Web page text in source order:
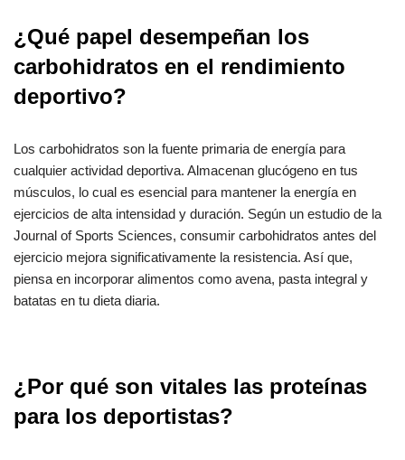
¿Qué papel desempeñan los
carbohidratos en el rendimiento
deportivo?
Los carbohidratos son la fuente primaria de energía para
cualquier actividad deportiva. Almacenan glucógeno en tus
músculos, lo cual es esencial para mantener la energía en
ejercicios de alta intensidad y duración. Según un estudio de la
Journal of Sports Sciences, consumir carbohidratos antes del
ejercicio mejora significativamente la resistencia. Así que,
piensa en incorporar alimentos como avena, pasta integral y
batatas en tu dieta diaria.
¿Por qué son vitales las proteínas
para los deportistas?